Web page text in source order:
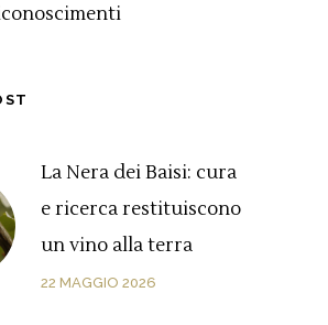
La Nera dei Baisi: cura
e ricerca restituiscono
un vino alla terra
22 MAGGIO 2026